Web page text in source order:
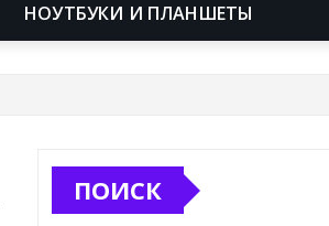
НОУТБУКИ И ПЛАНШЕТЫ
ПОИСК